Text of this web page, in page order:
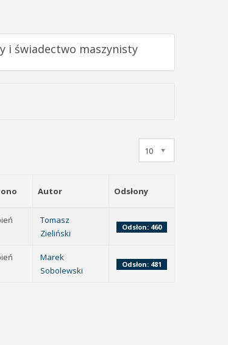
i świadectwo maszynisty
10
Autor Odsłony
Tomasz
Zieliński
Odsłon: 460
Marek
Sobolewski
Odsłon: 481